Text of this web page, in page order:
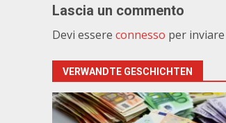
Lascia un commento
Devi essere connesso per
VERWANDTE GESCHICHTEN